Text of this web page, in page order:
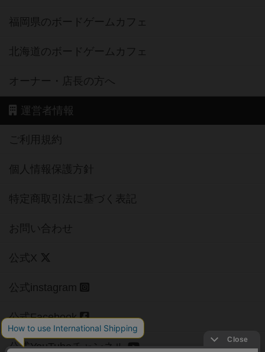
福岡県のボードゲームカフェ
北海道のボードゲームカフェ
オーナー・店長の方へ
運営者情報
ご利用規約
個人情報保護方針
特定商取引法に基づく表記
お問い合わせ
公式X
公式instagram
公式Facebook
公式YouTubeチャンネル